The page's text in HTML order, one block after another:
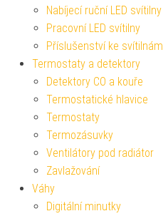
Nabíjecí ruční LED svítilny
Pracovní LED svítilny
Příslušenství ke svítilnám
Termostaty a detektory
Detektory CO a kouře
Termostatické hlavice
Termostaty
Termozásuvky
Ventilátory pod radiátor
Zavlažování
Váhy
Digitální minutky